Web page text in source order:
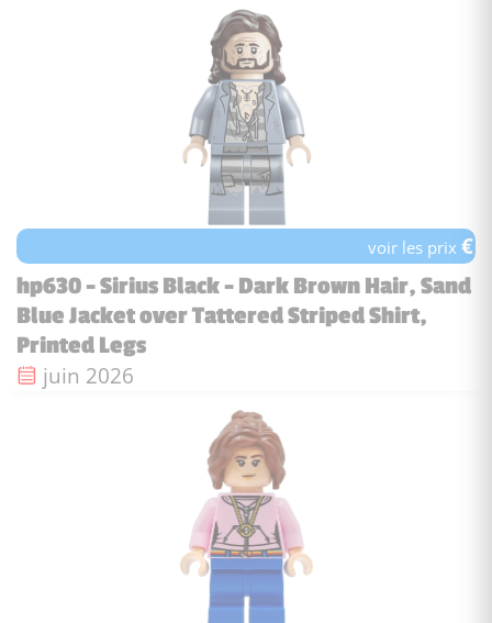
voir les prix€
hp630 - Sirius Black - Dark Brown Hair, Sand
Blue Jacket over Tattered Striped Shirt,
Printed Legs
Date de sortie :
juin 2026